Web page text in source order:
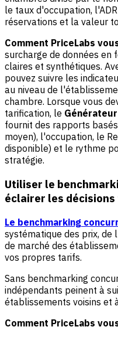
le taux d'occupation,
réservations et la valeur
Comment PriceLabs
surcharge de données en
claires et synthétiques.
pouvez suivre les
au niveau de
chambre. Lorsque vous
tarification, le
fournit des rapports
moyen), l'occupation, le
disponible) et le rythme
stratégie.
Utiliser le
éclairer les
Le benchmarking
systématique des prix, de
de marché des
vos propres tarifs.
Sans benchmarking
indépendants peinent à
établissements voisins et
Comment PriceLabs